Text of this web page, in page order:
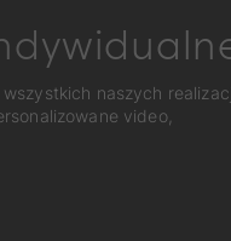
wszystkich naszych
video,